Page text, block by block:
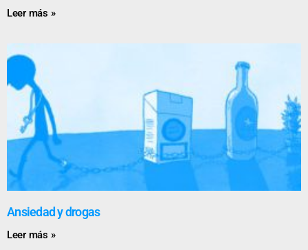
Leer más »
Ansiedad y drogas
Leer más »